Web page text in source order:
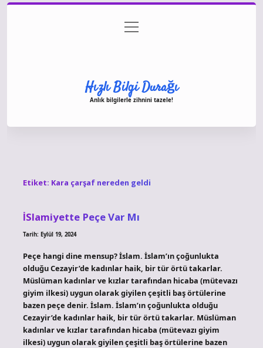
Gizlilik Politikası
menüyü
aç
Hızlı Bilgi Durağı
Anlık bilgilerle zihnini tazele!
Etiket: Kara çarşaf nereden geldi
İSlamiyette Peçe Var Mı
Tarih: Eylül 19, 2024
Peçe hangi dine mensup? İslam. İslam’ın çoğunlukta
olduğu Cezayir’de kadınlar haik, bir tür örtü takarlar.
Müslüman kadınlar ve kızlar tarafından hicaba (mütevazı
giyim ilkesi) uygun olarak giyilen çeşitli baş örtülerine
bazen peçe denir. İslam. İslam’ın çoğunlukta olduğu
Cezayir’de kadınlar haik, bir tür örtü takarlar. Müslüman
kadınlar ve kızlar tarafından hicaba (mütevazı giyim
ilkesi) uygun olarak giyilen çeşitli baş örtülerine bazen